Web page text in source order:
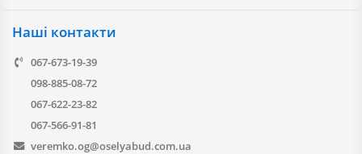
Наші контакти
067-673-19-39
098-885-08-72
067-622-23-82
067-566-91-81
veremko.og@oselyabud.com.ua